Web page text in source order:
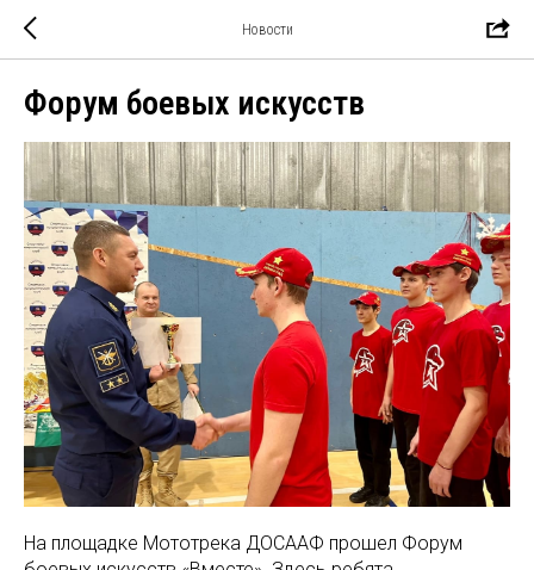
Новости
Форум боевых искусств
На площадке Мототрека ДОСААФ прошел Форум